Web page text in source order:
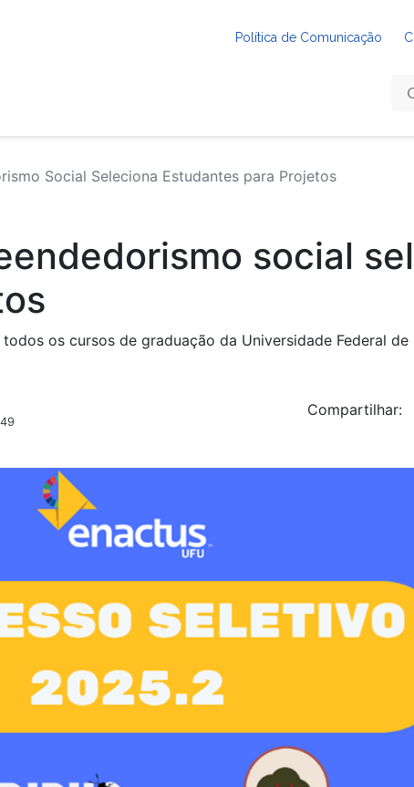
Política de Comunicação
Social Seleciona Estudantes para Projetos
social
os cursos de graduação da Universidade Federal
Compartilhar: